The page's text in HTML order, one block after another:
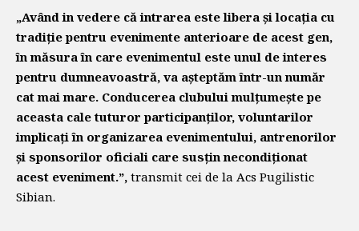
„Având in vedere că intrarea este libera și locația cu
tradiție pentru evenimente anterioare de acest gen,
în măsura în care evenimentul este unul de interes
pentru dumneavoastră, va așteptăm într-un număr
cat mai mare. Conducerea clubului mulțumește pe
aceasta cale tuturor participanților, voluntarilor
implicați în organizarea evenimentului, antrenorilor
și sponsorilor oficiali care susțin necondiționat
acest eveniment.”, transmit cei de la Acs Pugilistic
Sibian.